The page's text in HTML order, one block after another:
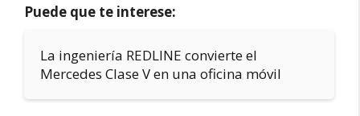
Puede que te interese:
La ingeniería REDLINE convierte el
Mercedes Clase V en una oficina móvil